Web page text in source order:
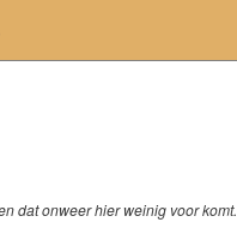
dat onweer hier weinig voor komt.